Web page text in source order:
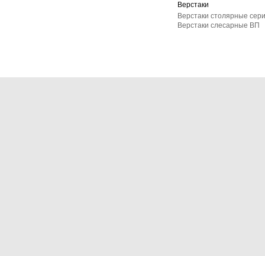
Верстаки
Верстаки столярные
Верстаки слесарные ВП